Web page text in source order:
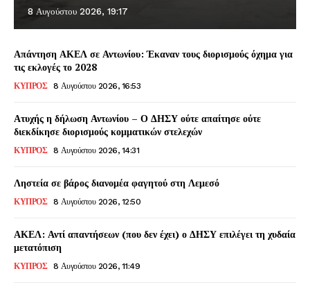
8 Αυγούστου 2026, 19:17
Απάντηση ΑΚΕΛ σε Αντωνίου: Έκαναν τους διορισμούς όχημα για
τις εκλογές το 2028
ΚΥΠΡΟΣ 8 Αυγούστου 2026, 16:53
Ατυχής η δήλωση Αντωνίου – Ο ΔΗΣΥ ούτε απαίτησε ούτε
διεκδίκησε διορισμούς κομματικών στελεχών
ΚΥΠΡΟΣ 8 Αυγούστου 2026, 14:31
Ληστεία σε βάρος διανομέα φαγητού στη Λεμεσό
ΚΥΠΡΟΣ 8 Αυγούστου 2026, 12:50
ΑΚΕΛ: Αντί απαντήσεων (που δεν έχει) ο ΔΗΣΥ επιλέγει τη χυδαία
μετατόπιση
ΚΥΠΡΟΣ 8 Αυγούστου 2026, 11:49